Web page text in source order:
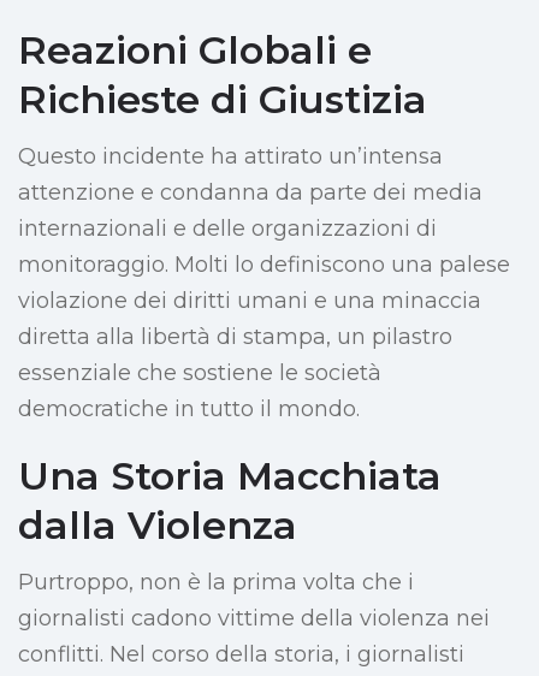
Reazioni Globali e
Richieste di Giustizia
Questo incidente ha attirato un’intensa
attenzione e condanna da parte dei media
internazionali e delle organizzazioni di
monitoraggio. Molti lo definiscono una palese
violazione dei diritti umani e una minaccia
diretta alla libertà di stampa, un pilastro
essenziale che sostiene le società
democratiche in tutto il mondo.
Una Storia Macchiata
dalla Violenza
Purtroppo, non è la prima volta che i
giornalisti cadono vittime della violenza nei
conflitti. Nel corso della storia, i giornalisti